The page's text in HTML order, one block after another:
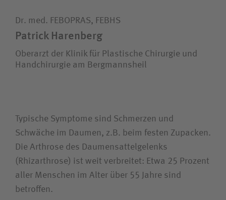
Dr. med. FEBOPRAS, FEBHS
Patrick Harenberg
Oberarzt der Klinik für Plastische Chirurgie und
Handchirurgie am Bergmannsheil
Typische Symptome sind Schmerzen und
Schwäche im Daumen, z.B. beim festen Zupacken.
Die Arthrose des Daumensattelgelenks
(Rhizarthrose) ist weit verbreitet: Etwa 25 Prozent
aller Menschen im Alter über 55 Jahre sind
betroffen.